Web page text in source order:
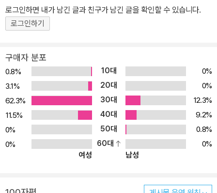
로그인하면 내가 남긴 글과 친구가 남긴 글을 확인할 수 있습니다.
로그인하기
구매자 분포
0.8% 10대
0%
3.1%
20대
0%
62.3%
30대
12.3%
11.5%
40대
9.2%
0%
50대
0.8%
0%
60대
0%
여성
남성